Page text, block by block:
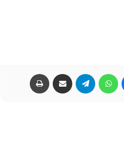
ماسنجر واتساب تيلقرام مشاركة عبر البريد